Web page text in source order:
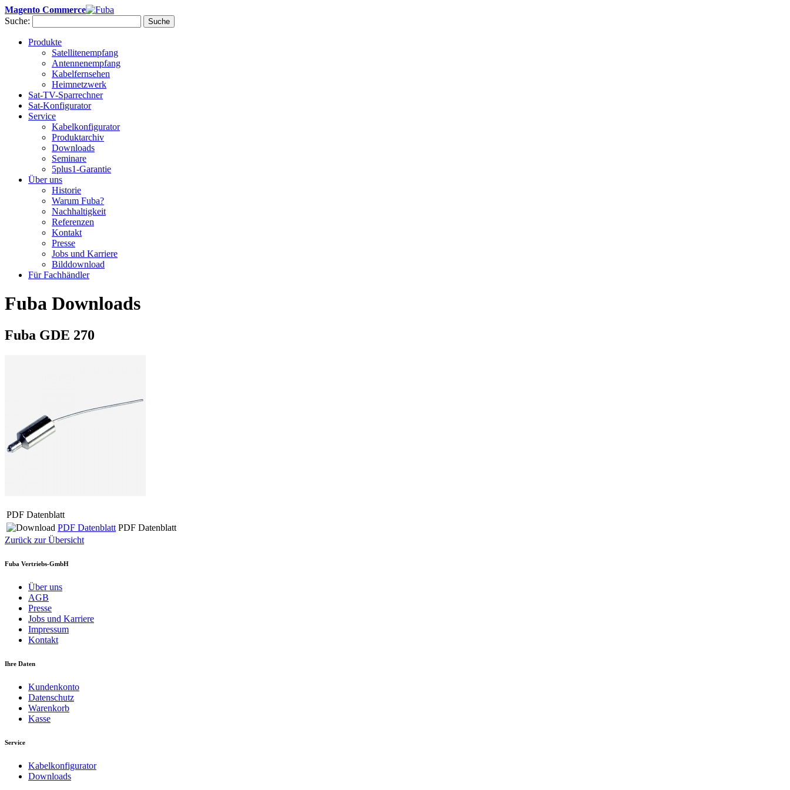
Magento Commerce
Suche:
Suche
Produkte
Satellitenempfang
Antennenempfang
Kabelfernsehen
Heimnetzwerk
Sat-TV-Sparrechner
Sat-Konfigurator
Service
Kabelkonfigurator
Produktarchiv
Downloads
Seminare
5plus1-Garantie
Über uns
Historie
Warum Fuba?
Nachhaltigkeit
Referenzen
Kontakt
Presse
Jobs und Karriere
Bilddownload
Für Fachhändler
Fuba Downloads
Fuba GDE 270
PDF Datenblatt
PDF Datenblatt PDF Datenblatt
Zurück zur Übersicht
Fuba Vertriebs-GmbH
Über uns
AGB
Presse
Jobs und Karriere
Impressum
Kontakt
Ihre Daten
Kundenkonto
Datenschutz
Warenkorb
Kasse
Service
Kabelkonfigurator
Downloads